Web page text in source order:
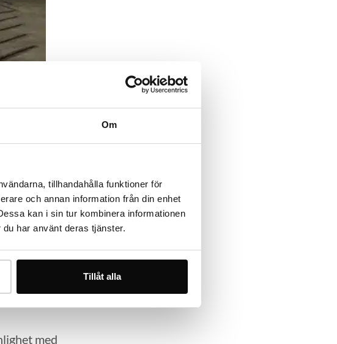
Om
tillhandahålla funktioner för
och annan information från din enhet
kan i sin tur kombinera informationen
har använt deras tjänster.
Tillåt alla
i alla
med